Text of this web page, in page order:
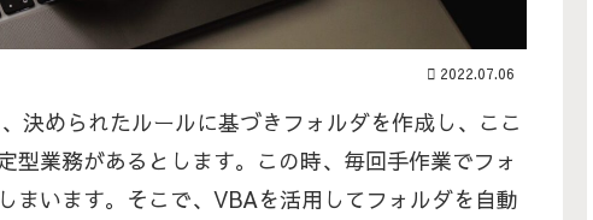
2022.07.06
決められたルールに基づきフォルダを作成し、ここ
型業務があるとします。この時、毎回手作業でフォ
まいます。そこで、VBAを活用してフォルダを自動